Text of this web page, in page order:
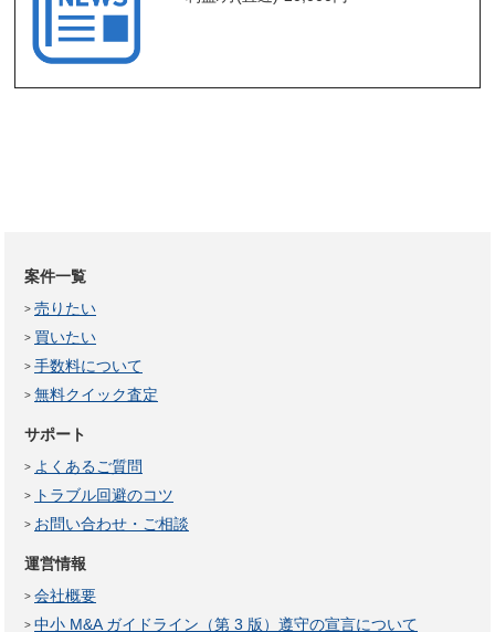
案件一覧
売りたい
買いたい
手数料について
無料クイック査定
サポート
よくあるご質問
トラブル回避のコツ
お問い合わせ・ご相談
運営情報
会社概要
中小 M&A ガイドライン（第 3 版）遵守の宣言について